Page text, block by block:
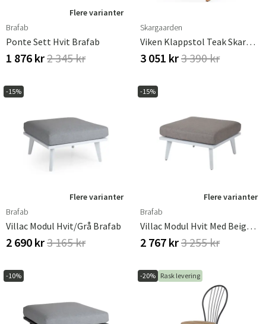
Flere varianter
Brafab
Ponte Sett Hvit Brafab
1 876 kr2 345 kr
Skargaarden
Viken Klappstol Teak Skargaarden
3 051 kr3 390 kr
-15%
Flere varianter
Brafab
Villac Modul Hvit/grå Brafab
2 690 kr3 165 kr
-15%
Flere varianter
Brafab
Villac Modul Hvit Med Beige Pute Brafab
2 767 kr3 255 kr
-10% -20% Rask levering